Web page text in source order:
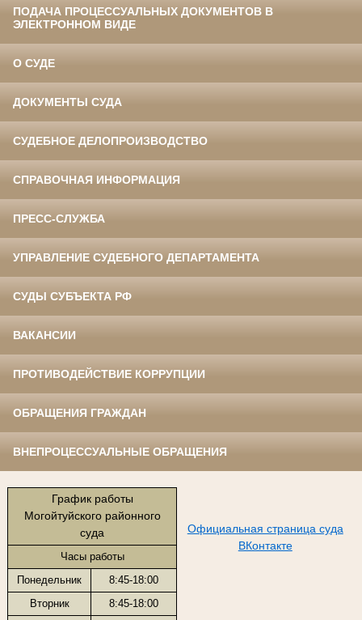
ПОДАЧА ПРОЦЕССУАЛЬНЫХ ДОКУМЕНТОВ В
ЭЛЕКТРОННОМ ВИДЕ
О СУДЕ
ДОКУМЕНТЫ СУДА
СУДЕБНОЕ ДЕЛОПРОИЗВОДСТВО
СПРАВОЧНАЯ ИНФОРМАЦИЯ
ПРЕСС-СЛУЖБА
УПРАВЛЕНИЕ СУДЕБНОГО ДЕПАРТАМЕНТА
СУДЫ СУБЪЕКТА РФ
ВАКАНСИИ
ПРОТИВОДЕЙСТВИЕ КОРРУПЦИИ
ОБРАЩЕНИЯ ГРАЖДАН
ВНЕПРОЦЕССУАЛЬНЫЕ ОБРАЩЕНИЯ
График работы
Могойтуйского районного
суда
Часы работы
Понедельник
8:45-18:00
Вторник
8:45-18:00
Официальная страница суда
ВКонтакте